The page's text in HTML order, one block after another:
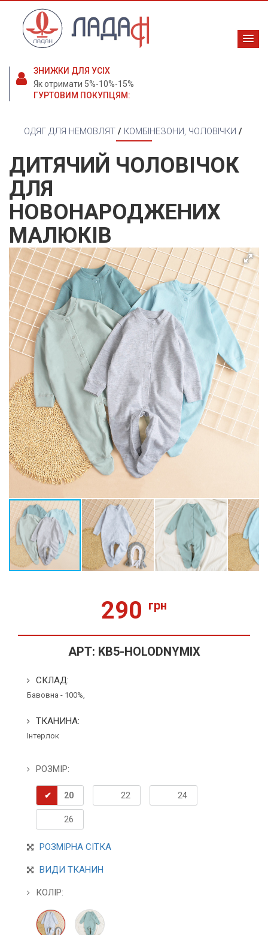
ЗНИЖКИ ДЛЯ УСІХ
Як отримати 5%-10%-15%
ГУРТОВИМ ПОКУПЦЯМ:
ОДЯГ ДЛЯ НЕМОВЛЯТ/ КОМБІНЕЗОНИ, ЧОЛОВІЧКИ /
ДИТЯЧИЙ ЧОЛОВІЧОК
ДЛЯ
НОВОНАРОДЖЕНИХ
МАЛЮКІВ
290 грн
АРТ: KB5-HOLODNYMIX
СКЛАД:
Бавовна - 100%,
ТКАНИНА:
Інтерлок
РОЗМІР:
20 22 24
26
РОЗМІРНА СІТКА
ВИДИ ТКАНИН
КОЛІР: